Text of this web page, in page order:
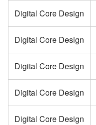
Digital Core Design
Digital Core Design
Digital Core Design
Digital Core Design
Digital Core Design